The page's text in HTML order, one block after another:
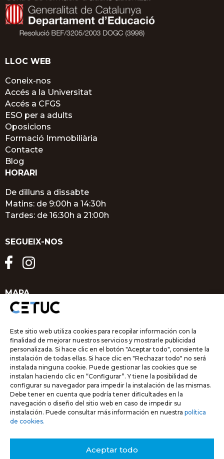
Este sitio web utiliza cookies para recopilar información con la
finalidad de mejorar nuestros servicios y mostrarle publicidad
personalizada. Si hace clic en el botón "Aceptar todo", consiente la
instalación de todas ellas. Si hace clic en "Rechazar todo" no será
instalada ninguna cookie. Puede gestionar las cookies que se
instalan haciendo clic en “Configurar”. Y tiene la posibilidad de
configurar su navegador para impedir la instalación de las mismas.
Debe tener en cuenta que podría tener dificultades en la
navegación o diseño del sitio web en caso de impedir su
instalación. Puede consultar más información en nuestra política
de cookies.
Aceptar todo
LLOC WEB
Coneix-nos
Accés a la Universitat
Accés a CFGS
ESO per a adults
Oposicions
Formació Immobiliària
Contacte
Blog
HORARI
De dilluns a dissabte
Matins: de 9:00h a 14:30h
Tardes: de 16:30h a 21:00h
SEGUEIX-NOS
MAPA
Click to accept marketing cookies and
enable this content